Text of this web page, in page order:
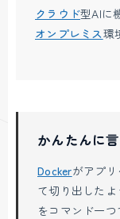
クラウド型AIに
オンプレミス環
かんたんに
Dockerがアプ
て切り出した
をコマンド一